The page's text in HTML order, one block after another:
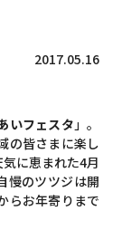
2017.05.16
いフェスタ」。
の皆さまに楽し
に恵まれた4月
慢のツツジは開
らお年寄りまで